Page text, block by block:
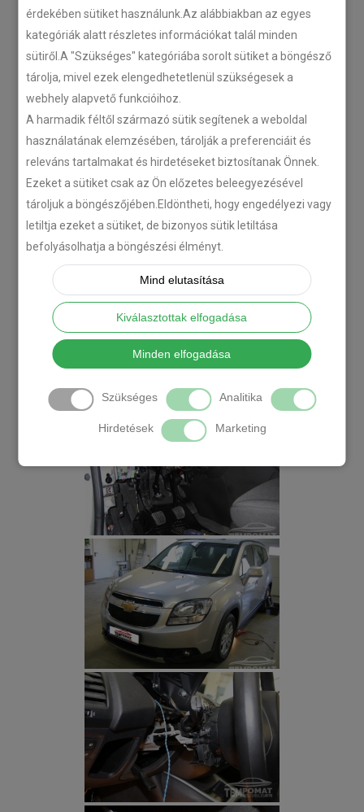
érdekében sütiket használunk.Az alábbiakban az egyes
kategóriák alatt részletes információkat talál minden
sütiről.A "Szükséges" kategóriába sorolt sütiket a böngésző
tárolja, mivel ezek elengedhetetlenül szükségesek a
webhely alapvető funkcióihoz.
A harmadik féltől származó sütik segítenek a weboldal
használatának elemzésében, tárolják a preferenciáit és
releváns tartalmakat és hirdetéseket biztosítanak Önnek.
Ezeket a sütiket csak az Ön előzetes beleegyezésével
tároljuk a böngészőjében.Eldöntheti, hogy engedélyezi vagy
letiltja ezeket a sütiket, de bizonyos sütik letiltása
befolyásolhatja a böngészési élményt.
Mind elutasítása
Kiválasztottak elfogadása
Minden elfogadása
Szükséges Analitika
Hirdetések Marketing